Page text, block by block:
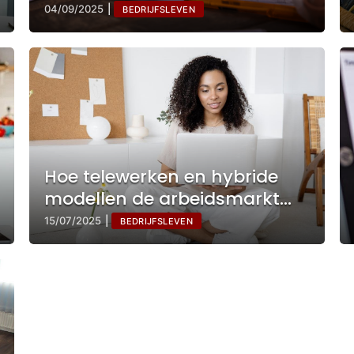
kunnen sturen
04/09/2025 BEDRIJFSLEVEN
Hoe telewerken en hybride
modellen de arbeidsmarkt
veranderen
15/07/2025 | BEDRIJFSLEVEN